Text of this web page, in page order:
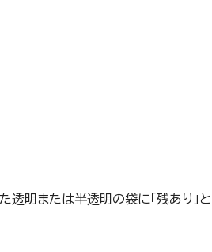
透明または半透明の袋に「残あり」